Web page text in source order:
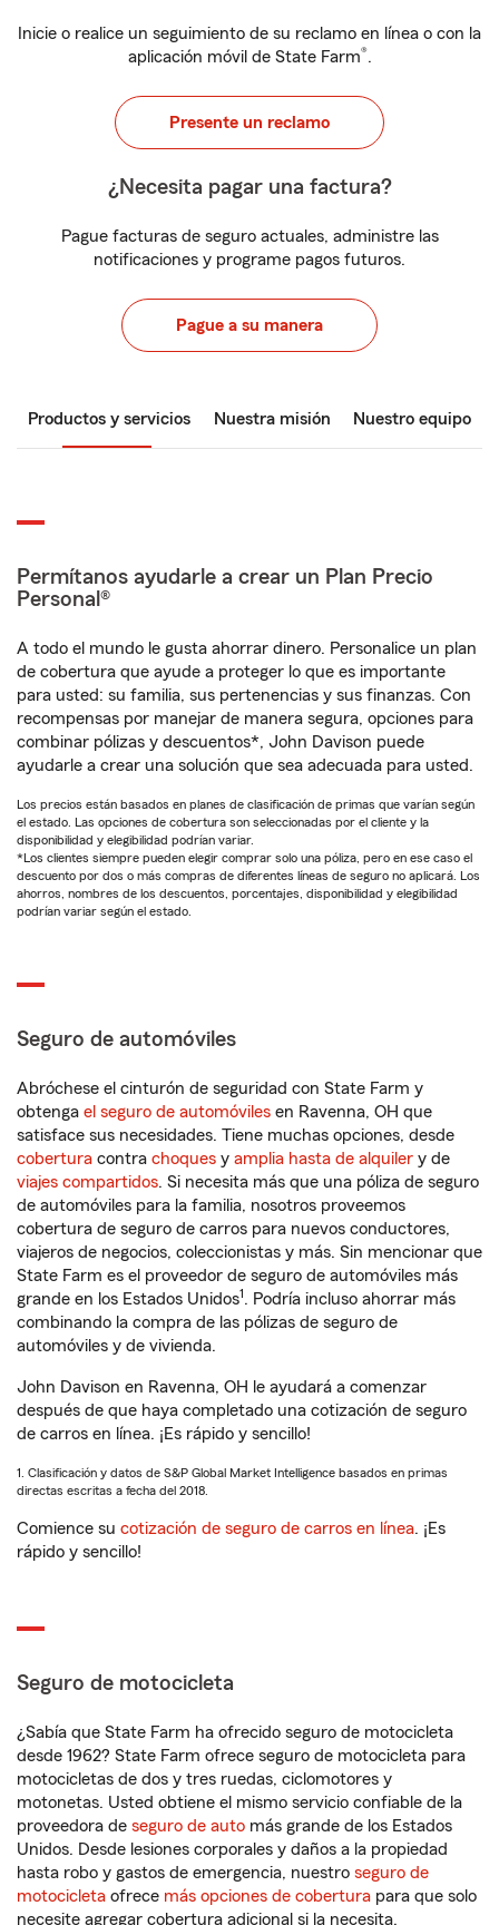
Inicie o realice un seguimiento de su reclamo en línea o con la
aplicación móvil de State Farm®.
Presente un reclamo
¿Necesita pagar una factura?
Pague facturas de seguro actuales, administre las
notificaciones y programe pagos futuros.
Pague a su manera
Productos y servicios Nuestra misión Nuestro equipo
Permítanos ayudarle a crear un Plan Precio
Personal®
A todo el mundo le gusta ahorrar dinero. Personalice un plan
de cobertura que ayude a proteger lo que es importante
para usted: su familia, sus pertenencias y sus finanzas. Con
recompensas por manejar de manera segura, opciones para
combinar pólizas y descuentos*, John Davison puede
ayudarle a crear una solución que sea adecuada para usted.
Los precios están basados en planes de clasificación de primas que varían según
el estado. Las opciones de cobertura son seleccionadas por el cliente y la
disponibilidad y elegibilidad podrían variar.
*Los clientes siempre pueden elegir comprar solo una póliza, pero en ese caso el
descuento por dos o más compras de diferentes líneas de seguro no aplicará. Los
ahorros, nombres de los descuentos, porcentajes, disponibilidad y elegibilidad
podrían variar según el estado.
Seguro de automóviles
Abróchese el cinturón de seguridad con State Farm y
obtenga el seguro de automóviles en Ravenna, OH que
satisface sus necesidades. Tiene muchas opciones, desde
cobertura contra choques y amplia hasta de alquiler y de
viajes compartidos. Si necesita más que una póliza de seguro
de automóviles para la familia, nosotros proveemos
cobertura de seguro de carros para nuevos conductores,
viajeros de negocios, coleccionistas y más. Sin mencionar que
State Farm es el proveedor de seguro de automóviles más
grande en los Estados Unidos1. Podría incluso ahorrar más
combinando la compra de las pólizas de seguro de
automóviles y de vivienda.
John Davison en Ravenna, OH le ayudará a comenzar
después de que haya completado una cotización de seguro
de carros en línea. ¡Es rápido y sencillo!
1. Clasificación y datos de S&P Global Market Intelligence basados en primas
directas escritas a fecha del 2018.
Comience su cotización de seguro de carros en línea. ¡Es
rápido y sencillo!
Seguro de motocicleta
¿Sabía que State Farm ha ofrecido seguro de motocicleta
desde 1962? State Farm ofrece seguro de motocicleta para
motocicletas de dos y tres ruedas, ciclomotores y
motonetas. Usted obtiene el mismo servicio confiable de la
proveedora de seguro de auto más grande de los Estados
Unidos. Desde lesiones corporales y daños a la propiedad
hasta robo y gastos de emergencia, nuestro seguro de
motocicleta ofrece más opciones de cobertura para que solo
necesite agregar cobertura adicional si la necesita.